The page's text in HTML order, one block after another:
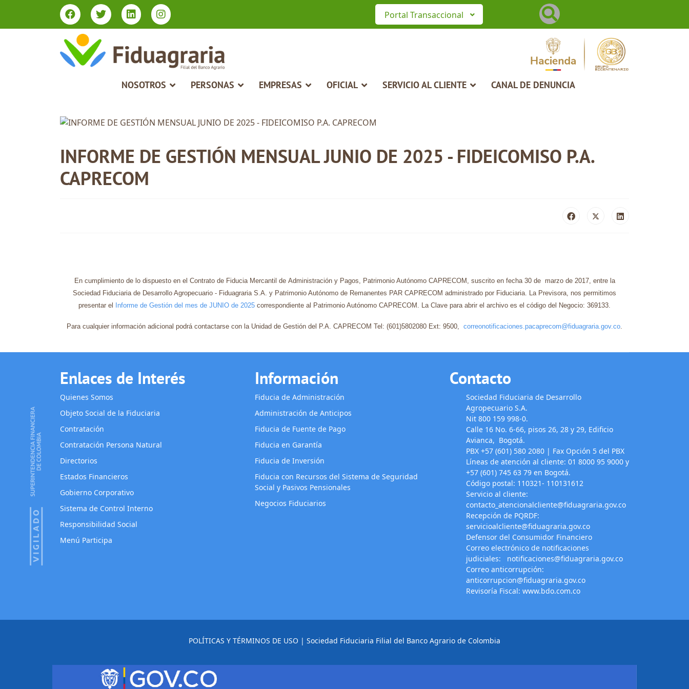
Buscar
Portal Transaccional
NOSOTROS PERSONAS EMPRESAS OFICIAL SERVICIO AL CLIENTE CANAL DE DENUNCIA
INFORME DE GESTIÓN MENSUAL JUNIO DE 2025 - FIDEICOMISO P.A.
CAPRECOM
En cumplimiento de lo dispuesto en el Contrato de Fiducia Mercantil de Administración y Pagos, Patrimonio Autónomo CAPRECOM, suscrito en fecha 30 de ​ marzo de 2017, entre la
Sociedad Fiduciaria de Desarrollo Agropecuario - Fiduagraria S.A. y Patrimonio Autónomo de Remanentes PAR CAPRECOM administrado por Fiduciaria. La Previsora, nos permitimos
presentar el Informe de Gestión del mes de JUNIO de 2025 correspondiente al Patrimonio Autónomo CAPRECOM. La Clave para abrir el archivo es el código del Negocio: 369133.
Para cualquier información adicional podrá contactarse con la Unidad de Gestión del P.A. CAPRECOM Tel: (601)5802080 Ext: 9500, correonotificaciones.pacaprecom@fiduagraria.gov.co
Enlaces de Interés
Quienes Somos
Objeto Social de la Fiduciaria
Contratación
Contratación Persona Natural
Directorios
Estados Financieros
Gobierno Corporativo
Sistema de Control Interno
Responsibilidad Social
Menú Participa
Información
Fiducia de Administración
Administración de Anticipos
Fiducia de Fuente de Pago
Fiducia en Garantía
Fiducia de Inversión
Fiducia con Recursos del Sistema de Seguridad
Social y Pasivos Pensionales
Negocios Fiduciarios
Contacto
Sociedad Fiduciaria de Desarrollo
Agropecuario S.A.
Nit 800 159 998-0.
Calle 16 No. 6-66, pisos 26, 28 y 29, Edificio
Avianca, Bogotá.
PBX +57 (601) 580 2080 | Fax Opción 5 del PBX
Líneas de atención al cliente: 01 8000 95 9000 y
+57 (601) 745 63 79 en Bogotá.
Código postal: 110321- 110131612
Servicio al cliente:
contacto_atencionalcliente@fiduagraria.gov.co
Recepción de PQRDF:
servicioalcliente@fiduagraria.gov.co
Defensor del Consumidor Financiero
Correo electrónico de notificaciones
judiciales: notificaciones@fiduagraria.gov.co
Correo anticorrupción:
anticorrupcion@fiduagraria.gov.co
Revisoría Fiscal: www.bdo.com.co
POLÍTICAS Y TÉRMINOS DE USO | Sociedad Fiduciaria Filial del Banco Agrario de Colombia